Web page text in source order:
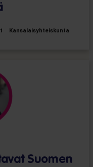
Kansalaisyhteiskunta
Suomen